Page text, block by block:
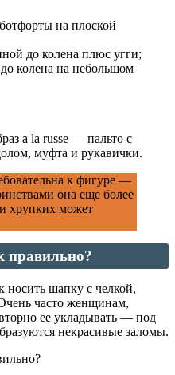
на плоской
до колена плюс угги;
колена на небольшом
a la russe — пальто с
муфта и рукавички.
к фигуре —
она еще более
хрупких может
правильно?
носить шапку с челкой,
часто женщинам,
ее укладывать — под
некрасивые заломы.